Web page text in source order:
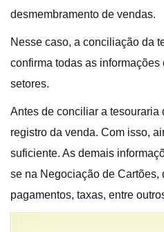
desmembramento de vendas.
Nesse caso, a conciliação da
confirma todas as
setores.
Antes de conciliar a tesouraria
registro da venda. Com isso,
suficiente. As demais
se na Negociação de Cartões,
pagamentos, taxas, entre